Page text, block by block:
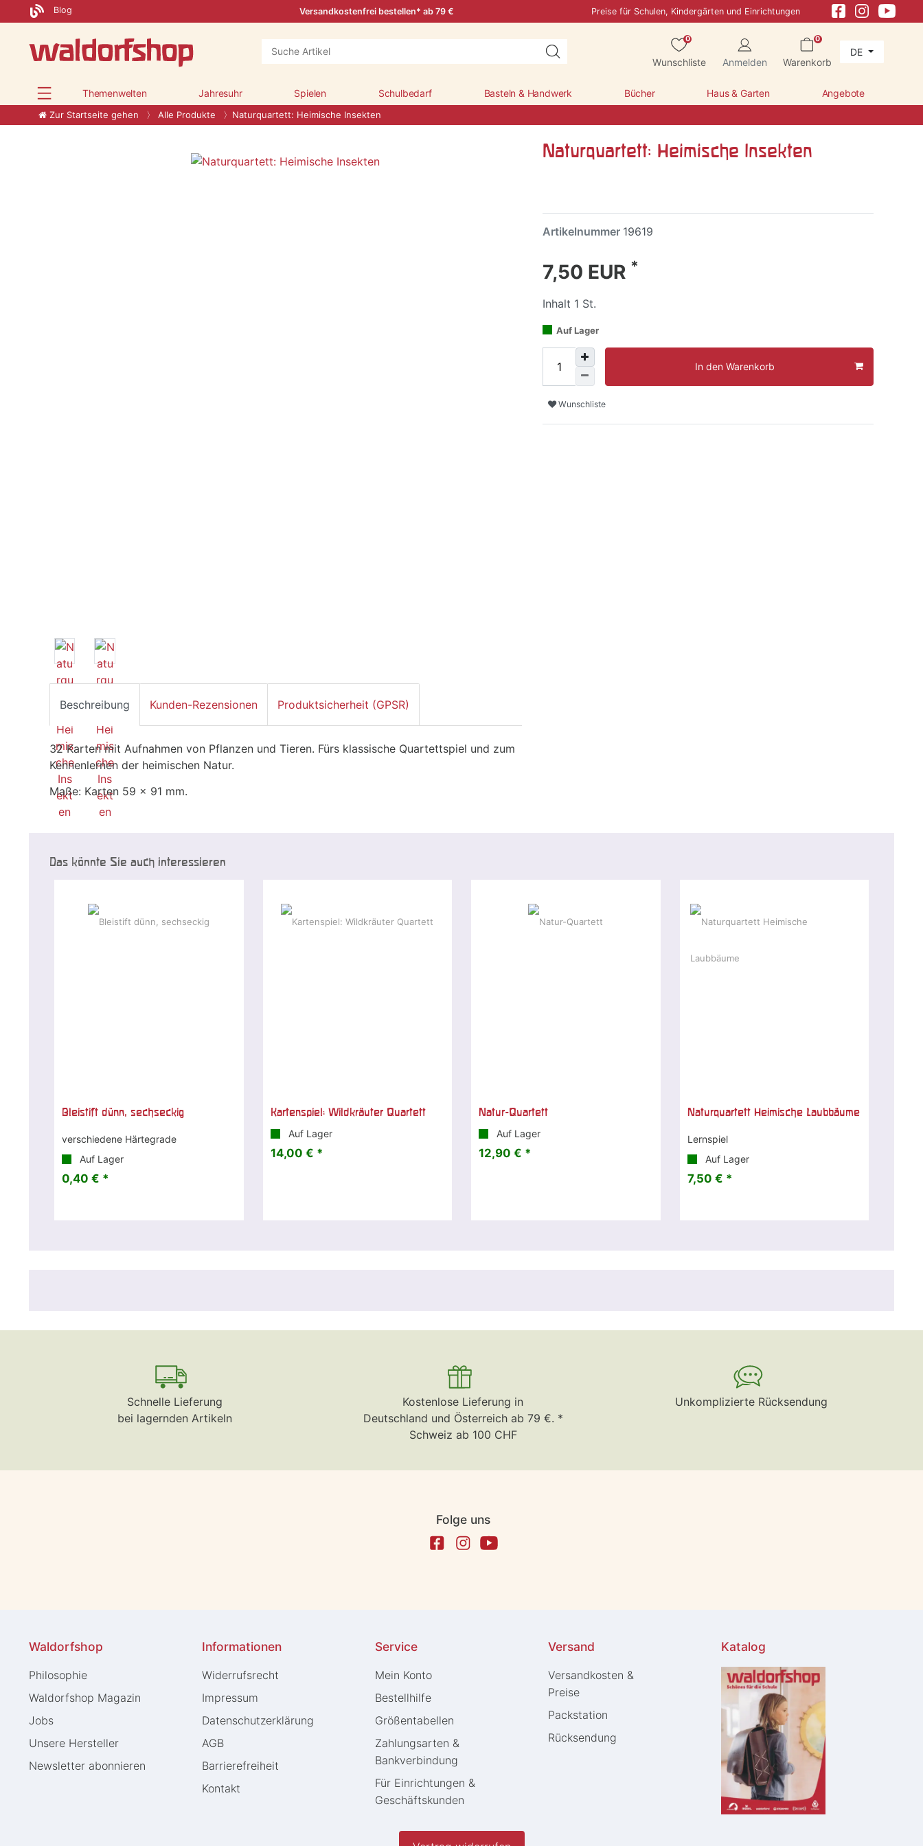
Blog Versandkostenfrei bestellen* ab 79 € Preise für Schulen, Kindergärten und Einrichtungen
0
Wunschliste Anmelden
0
Warenkorb
DE
Themenwelten Jahresuhr Spielen Schulbedarf Basteln & Handwerk Bücher Haus & Garten Angebote
Zur Startseite gehen Alle Produkte Naturquartett: Heimische Insekten
Naturquartett: Heimische Insekten
Artikelnummer 19619
7,50 EUR *
Inhalt 1 St.
Auf Lager
In den Warenkorb
Wunschliste
Beschreibung Kunden-Rezensionen Produktsicherheit (GPSR)
32 Karten mit Aufnahmen von Pflanzen und Tieren. Fürs klassische Quartettspiel und zum
Kennenlernen der heimischen Natur.
Maße: Karten 59 x 91 mm.
Das könnte Sie auch interessieren
Bleistift dünn, sechseckig
verschiedene Härtegrade
Auf Lager
0,40 € *
Kartenspiel: Wildkräuter Quartett
Auf Lager
14,00 € *
Natur-Quartett
Auf Lager
12,90 € *
Naturquartett Heimische Laubbäume
Lernspiel
Auf Lager
7,50 € *
Schnelle Lieferung
bei lagernden Artikeln
Kostenlose Lieferung in
Deutschland und Österreich ab 79 €. *
Schweiz ab 100 CHF
Unkomplizierte Rücksendung
Folge uns
Waldorfshop
Philosophie
Waldorfshop Magazin
Jobs
Unsere Hersteller
Newsletter abonnieren
Informationen
Widerrufs­recht
Impressum
Daten­schutz­erklärung
AGB
Barrierefreiheit
Kontakt
Service
Mein Konto
Bestellhilfe
Größentabellen
Zahlungsarten &
Bankverbindung
Für Einrichtungen &
Geschäftskunden
Versand
Versandkosten &
Preise
Packstation
Rücksendung
Katalog